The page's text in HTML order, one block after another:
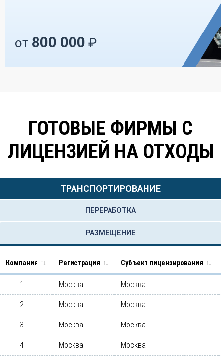
от 800 000 ₽
ГОТОВЫЕ ФИРМЫ С
ЛИЦЕНЗИЕЙ НА ОТХОДЫ
ТРАНСПОРТИРОВАНИЕ
ПЕРЕРАБОТКА
РАЗМЕЩЕНИЕ
Компания Регистрация Субъект лицензирования
1 Москва Москва
2 Москва Москва
3 Москва Москва
4 Москва Москва